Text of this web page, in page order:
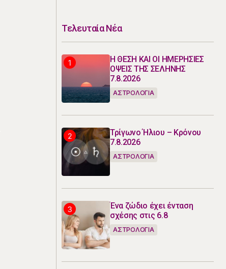
Τελευταία Νέα
Η ΘΕΣΗ ΚΑΙ ΟΙ ΗΜΕΡΗΣΙΕΣ
ΟΨΕΙΣ ΤΗΣ ΣΕΛΗΝΗΣ
7.8.2026
ΑΣΤΡΟΛΟΓΙΑ
Τρίγωνο Ήλιου – Κρόνου
7.8.2026
ΑΣΤΡΟΛΟΓΙΑ
Ένα ζώδιο έχει ένταση
σχέσης στις 6.8
ΑΣΤΡΟΛΟΓΙΑ